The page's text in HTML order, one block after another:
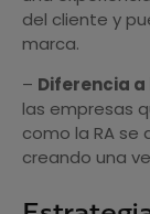
del cliente y
marca.
– Diferencia
las empresas
como la RA
creando una